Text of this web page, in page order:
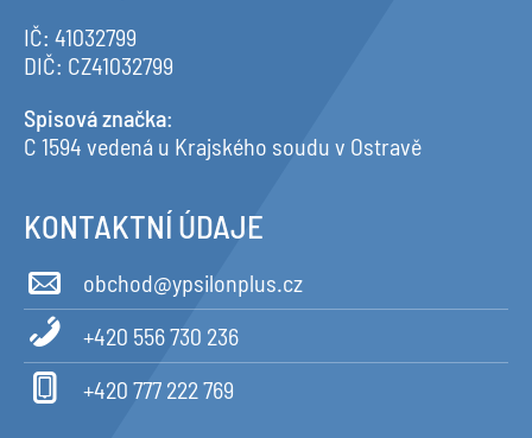
IČ: 41032799
DIČ: CZ41032799
Spisová značka:
C 1594 vedená u Krajského soudu v Ostravě
KONTAKTNÍ ÚDAJE
obchod@ypsilonplus.cz
+420 556 730 236
+420 777 222 769